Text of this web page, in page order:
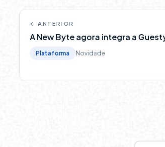
← ANTERIOR
A New Byte agora integra a
Plataforma Novidade